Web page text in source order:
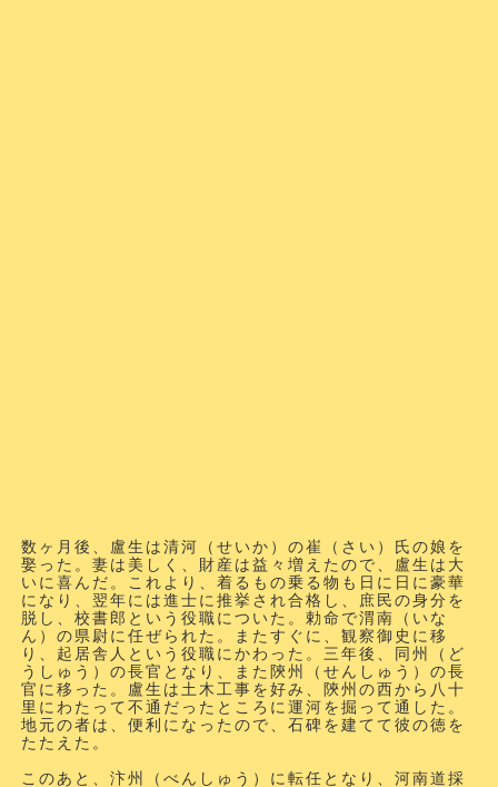
数ヶ月後、盧生は清河（せいか）の崔（さい）氏の娘を
娶った。妻は美しく、財産は益々増えたので、盧生は大
いに喜んだ。これより、着るもの乗る物も日に日に豪華
になり、翌年には進士に推挙され合格し、庶民の身分を
脱し、校書郎という役職についた。勅命で渭南（いな
ん）の県尉に任ぜられた。またすぐに、観察御史に移
り、起居舎人という役職にかわった。三年後、同州（ど
うしゅう）の長官となり、また陝州（せんしゅう）の長
官に移った。盧生は土木工事を好み、陝州の西から八十
里にわたって不通だったところに運河を掘って通した。
地元の者は、便利になったので、石碑を建てて彼の徳を
たたえた。
このあと、汴州（べんしゅう）に転任となり、河南道採